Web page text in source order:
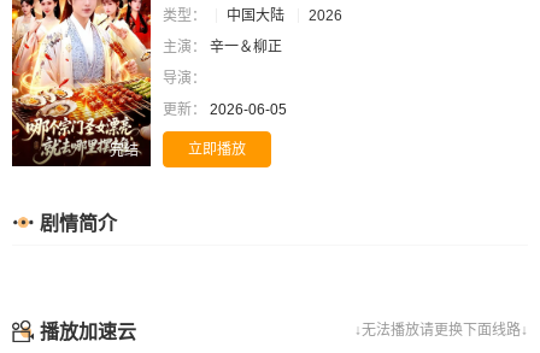
完结
类型： 中国大陆
2026
主演：
辛一＆柳正
导演：
更新：
2026-06-05
立即播放
剧情简介
↓无法播放请更换下面线路↓
播放加速云